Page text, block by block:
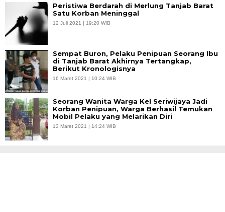
Peristiwa Berdarah di Merlung Tanjab Barat
Satu Korban Meninggal
12 Juli 2021 | 19:20 WIB
Sempat Buron, Pelaku Penipuan Seorang Ibu
di Tanjab Barat Akhirnya Tertangkap,
Berikut Kronologisnya
16 Maret 2021 | 10:24 WIB
Seorang Wanita Warga Kel Seriwijaya Jadi
Korban Penipuan, Warga Berhasil Temukan
Mobil Pelaku yang Melarikan Diri
13 Maret 2021 | 14:24 WIB